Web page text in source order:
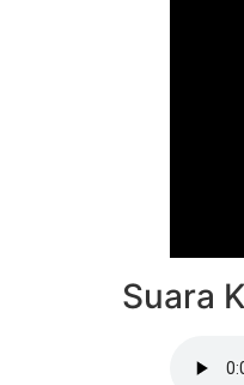
Suara